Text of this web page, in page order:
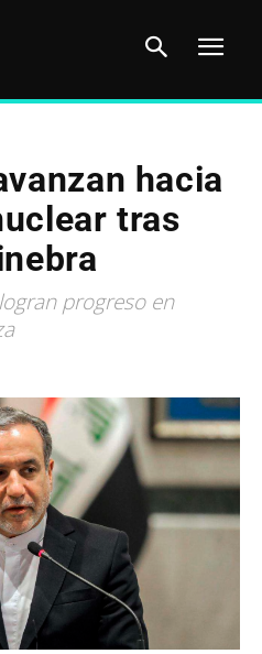
hacia
tras
progreso en